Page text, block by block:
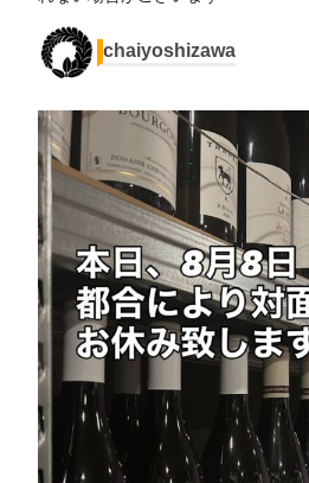
chaiyoshizawa